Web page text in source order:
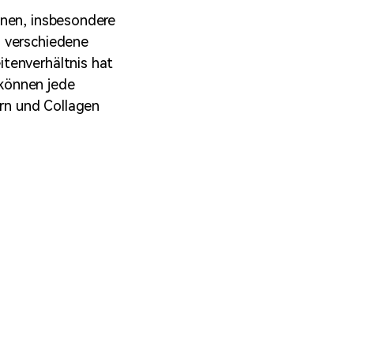
insbesondere
hat
jede
und Collagen